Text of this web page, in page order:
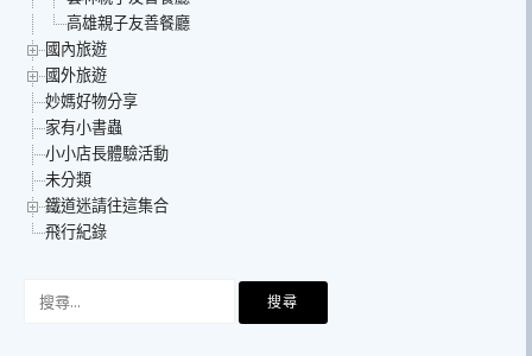
高雄親子友善餐廳
國內旅遊
國外旅遊
妙媽好物分享
家有小書蟲
小小店長體驗活動
未分類
鐵道迷請往這集合
飛行紀錄